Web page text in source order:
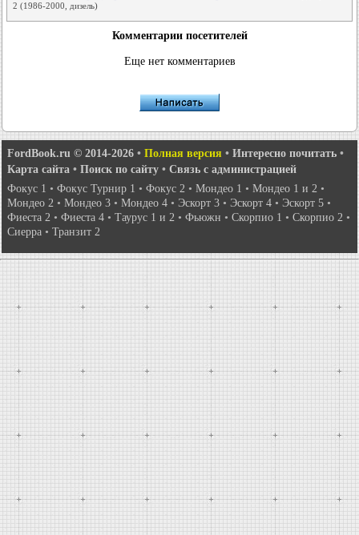
2 (1986-2000, дизель)
Комментарии посетителей
Еще нет комментариев
FordBook.ru © 2014-2026 • Полная версия • Интересно почитать •
Карта сайта • Поиск по сайту • Связь с администрацией
Фокус 1 • Фокус Турнир 1 • Фокус 2 • Мондео 1 • Мондео 1 и 2 •
Мондео 2 • Мондео 3 • Мондео 4 • Эскорт 3 • Эскорт 4 • Эскорт 5 •
Фиеста 2 • Фиеста 4 • Таурус 1 и 2 • Фьюжн • Скорпио 1 • Скорпио 2 •
Сиерра • Транзит 2